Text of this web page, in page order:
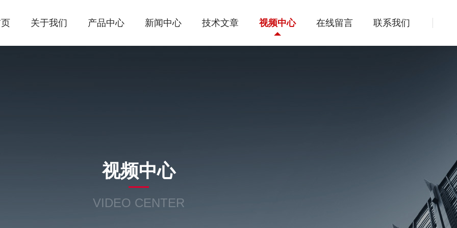
关于我们 产品中心 新闻中心 技术文章 视频中心 在线留言 联系我们
视频中心
VIDEO CENTER